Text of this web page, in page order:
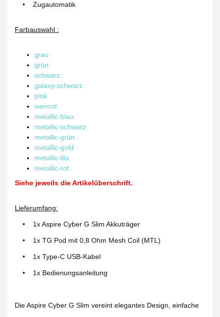
• Zugautomatik
Farbauswahl :
grau
grün
schwarz
galaxy-schwarz
pink
weinrot
metallic-blau
metallic-schwarz
metallic-grün
metallic-gold
metallic-lila
metallic-rot
Siehe jeweils die Artikelüberschrift.
Lieferumfang:
• 1x Aspire Cyber G Slim Akkuträger
• 1x TG Pod mit 0,8 Ohm Mesh Coil (MTL)
• 1x Type-C USB-Kabel
• 1x Bedienungsanleitung
Die Aspire Cyber G Slim vereint elegantes Design, einfache